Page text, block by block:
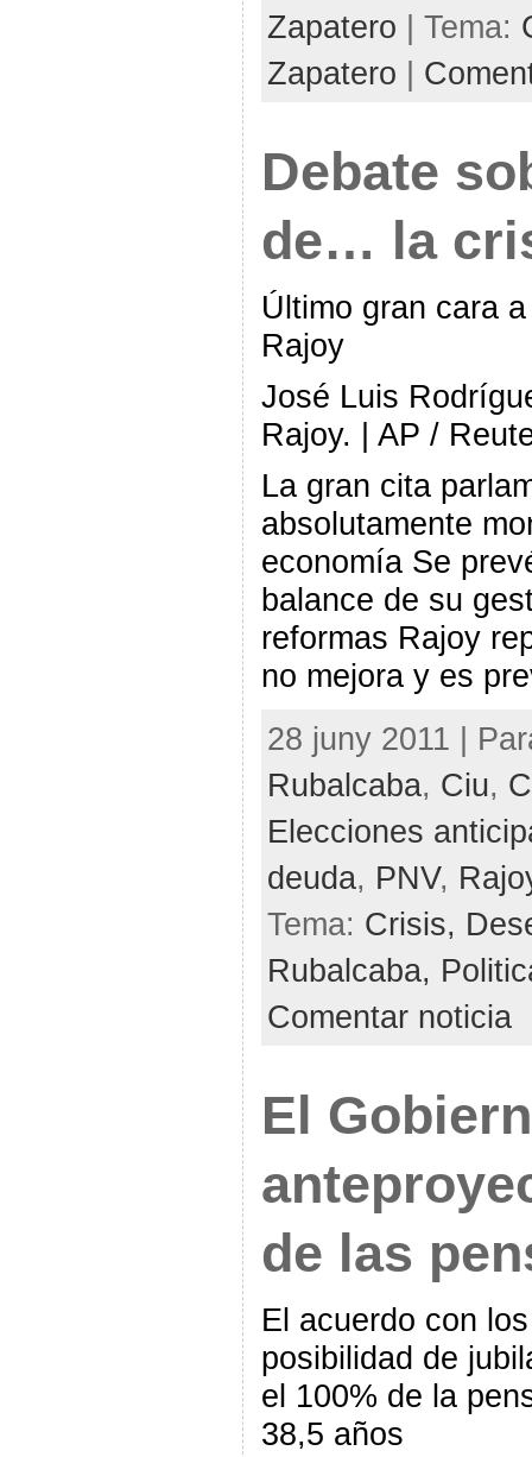
Zapatero | Tema:
Zapatero |
Debate
de… la
Último gran cara
Rajoy
José Luis
Rajoy. | AP /
La gran cita
absolutamente
economía Se
balance de su
reformas Rajoy
no mejora y es
28 juny 2011 |
Rubalcaba, Ciu,
Elecciones
deuda, PNV,
Tema: Crisis,
Rubalcaba,
Comentar noticia
El
de las
El acuerdo con
posibilidad de
el 100% de la
38,5 años